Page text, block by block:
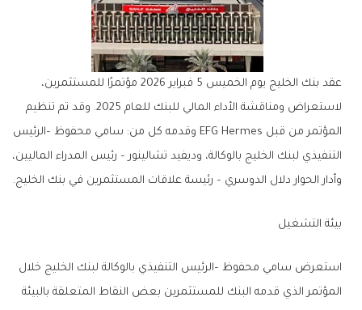
عقد بنك الخليج يوم الخميس 5 فبراير 2026 مؤتمرًا للمستثمرين،
لاستعراض ومناقشة الأداء المالي للبنك للعام 2025. وقد تم تنظيم
المؤتمر من قبل EFG Hermes وقدمه كل من: سامي محفوظ –الرئيس
التنفيذي لبنك الخليج بالوكالة، وديفيد تشالينور – رئيس المدراء الماليين،
وأدار الحوار دلال الدوسري – رئيسة علاقات المستثمرين في بنك الخليج.
بيئة التشغيل
استعرض سامي محفوظ –الرئيس التنفيذي بالوكالة لبنك الخليج خلال
المؤتمر الذي قدمه البنك للمستثمرين بعض النقاط المتعلقة بالبيئة